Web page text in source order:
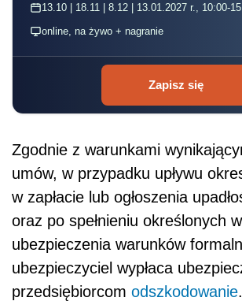
13.10 | 18.11 | 8.12 | 13.01.2027 r., 10:00-
online, na żywo + nagranie
Zapisz się
Zgodnie z warunkami
umów, w przypadku upływu
w zapłacie lub ogłoszenia
oraz po spełnieniu określonych
ubezpieczenia warunków
ubezpieczyciel wypłaca
przedsiębiorcom odszkodowanie.